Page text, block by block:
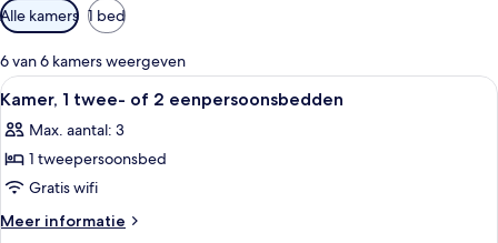
Beschikbare
filters
voor
kamers
Alle kamers 1 bed
6 van 6 kamers weergeven
Alle
foto's
voor
Kamer,
1
twee-
Een hotelkamer met een bed, twee
2
Kamer, 1 twee- of 2 eenpersoonsbedden
Max. aantal: 3
1 tweepersoonsbed
Gratis wifi
Meer informatie
Meer